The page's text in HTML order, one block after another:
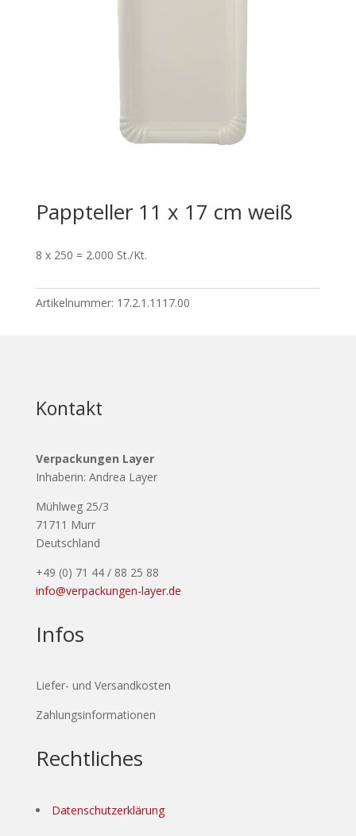
Pappteller 11 x 17 cm weiß
8 x 250 = 2.000 St./Kt.
Artikelnummer: 17.2.1.1117.00
Kontakt
Verpackungen Layer
Inhaberin: Andrea Layer
Mühlweg 25/3
71711 Murr
Deutschland
+49 (0) 71 44 / 88 25 88
info@verpackungen-layer.de
Infos
Liefer- und Versandkosten
Zahlungsinformationen
Rechtliches
Datenschutzerklärung